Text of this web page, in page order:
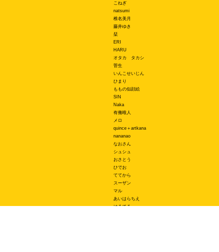
こねぎ
natsumi
椎名美月
藤井ゆき
栞
ERI
HARU
オタカ タカシ
菅生
いんこせいじん
ひまり
ももの似顔絵
SIN
Naka
有働唯人
メロ
quince＋artkana
nananao
なおさん
シュシュ
おさとう
ひでお
ててから
スーザン
マル
あいはらちえ
はるてる